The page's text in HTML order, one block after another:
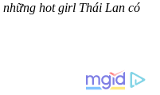
hot girl Thái Lan có